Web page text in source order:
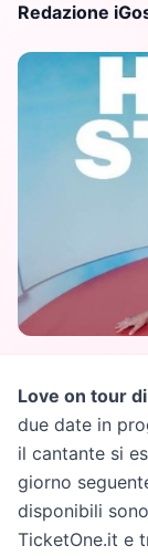
Redazione
Love on tour
due date in
il cantante si
giorno
disponibili
TicketOne.it e